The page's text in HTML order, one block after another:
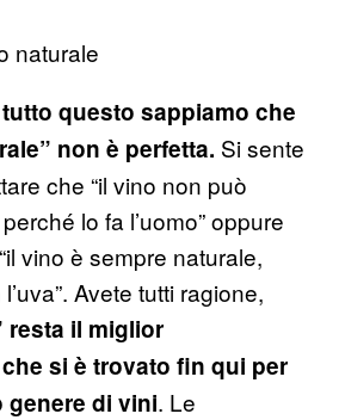
questo sappiamo che
non è perfetta. Si sente
che “il vino non può
lo fa l’uomo” oppure
vino è sempre naturale,
Avete tutti ragione,
resta il miglior
si è trovato fin qui per
di vini. Le